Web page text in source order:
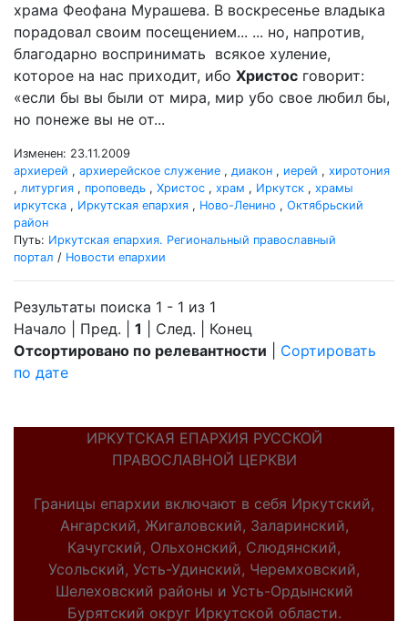
храма Феофана Мурашева. В воскресенье владыка
порадовал своим посещением... ... но, напротив,
благодарно воспринимать всякое хуление,
которое на нас приходит, ибо Христос говорит:
«если бы вы были от мира, мир убо свое любил бы,
но понеже вы не от...
Изменен: 23.11.2009
архиерей , архиерейское служение , диакон , иерей , хиротония
, литургия , проповедь , Христос , храм , Иркутск , храмы
иркутска , Иркутская епархия , Ново-Ленино , Октябрьский
район
Путь: Иркутская епархия. Региональный православный
портал / Новости епархии
Результаты поиска 1 - 1 из 1
Начало | Пред. | 1 | След. | Конец
Отсортировано по релевантности
Сортировать
по дате
ИРКУТСКАЯ ЕПАРХИЯ РУССКОЙ
ПРАВОСЛАВНОЙ ЦЕРКВИ
Границы епархии включают в себя Иркутский,
Ангарский, Жигаловский, Заларинский,
Качугский, Ольхонский, Слюдянский,
Усольский, Усть-Удинский, Черемховский,
Шелеховский районы и Усть-Ордынский
Бурятский округ Иркутской области.